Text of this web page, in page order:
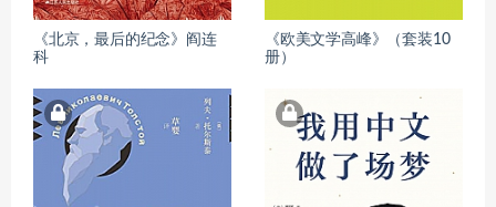
《北京，最后的纪念》阎连
科
《欧美文学高峰》（套装10
册）